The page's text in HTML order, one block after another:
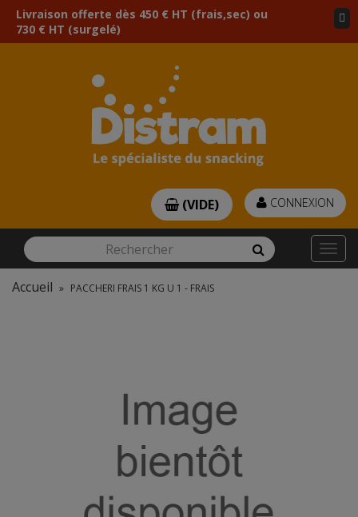
Livraison offerte dès 450 € HT (frais,sec) ou
730 € HT (surgelé)
Rechercher Rechercher
CONNEXION
(VIDE)
Accueil » PACCHERI FRAIS 1 KG U 1 - FRAIS